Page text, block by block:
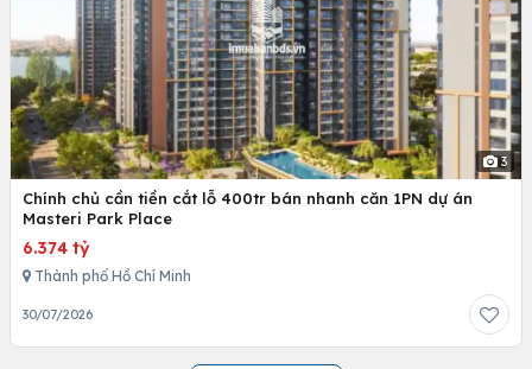
3
Chính chủ cần tiền cắt lỗ 400tr bán nhanh căn 1PN dự án
Masteri Park Place
6.374 tỷ
Thành phố Hồ Chí Minh
30/07/2026